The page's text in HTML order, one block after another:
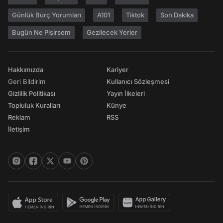
Günlük Burç Yorumları A101 Tiktok Son Dakika
Bugün Ne Pişirsem Gezilecek Yerler
Hakkımızda
Geri Bildirim
Gizlilik Politikası
Topluluk Kuralları
Reklam
İletişim
Kariyer
Kullanıcı Sözleşmesi
Yayın İlkeleri
Künye
RSS